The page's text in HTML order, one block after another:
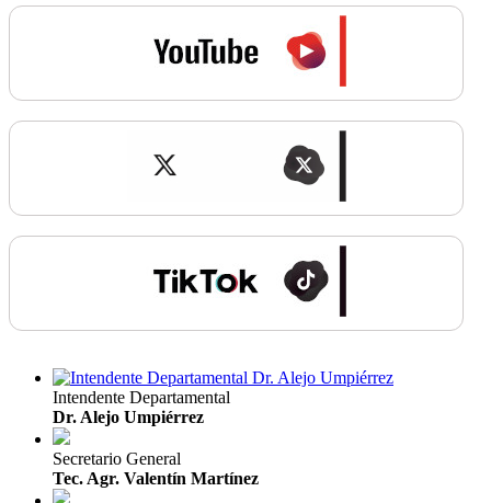
Intendente Departamental
Dr. Alejo Umpiérrez
Secretario General
Tec. Agr. Valentín Martínez